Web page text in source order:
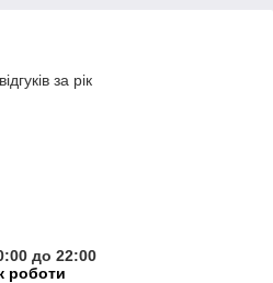
за рік
до 22:00
роботи